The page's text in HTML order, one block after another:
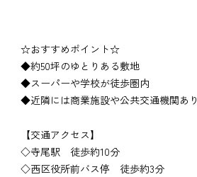
☆おすすめポイント☆
◆約50坪のゆとりある敷地
◆スーパーや学校が徒歩圏内
◆近隣には商業施設や公共交通機関あり
【交通アクセス】
◇寺尾駅 徒歩約10分
◇西区役所前バス停 徒歩約3分